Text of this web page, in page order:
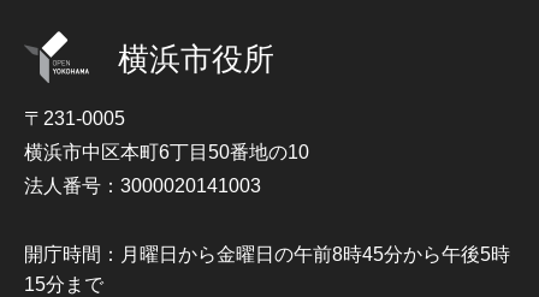
横浜市役所
〒231-0005
横浜市中区本町6丁目50番地の10
法人番号：3000020141003
開庁時間：月曜日から金曜日の午前8時45分から午後5時
15分まで